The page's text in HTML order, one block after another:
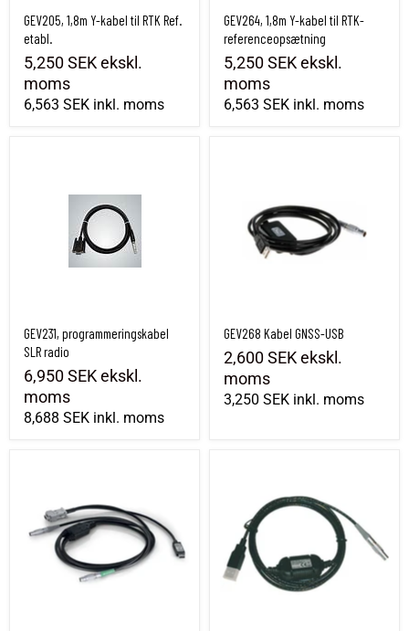
GEV205, 1,8m Y-kabel til RTK Ref.
etabl.
5,250 SEKekskl.
moms
6,563 SEK inkl. moms
GEV264, 1,8m Y-kabel til RTK-
referenceopsætning
5,250 SEKekskl.
moms
6,563 SEK inkl. moms
GEV231, programmeringskabel
SLR radio
6,950 SEKekskl.
moms
8,688 SEK inkl. moms
GEV268 Kabel GNSS-USB
2,600 SEKekskl.
moms
3,250 SEK inkl. moms